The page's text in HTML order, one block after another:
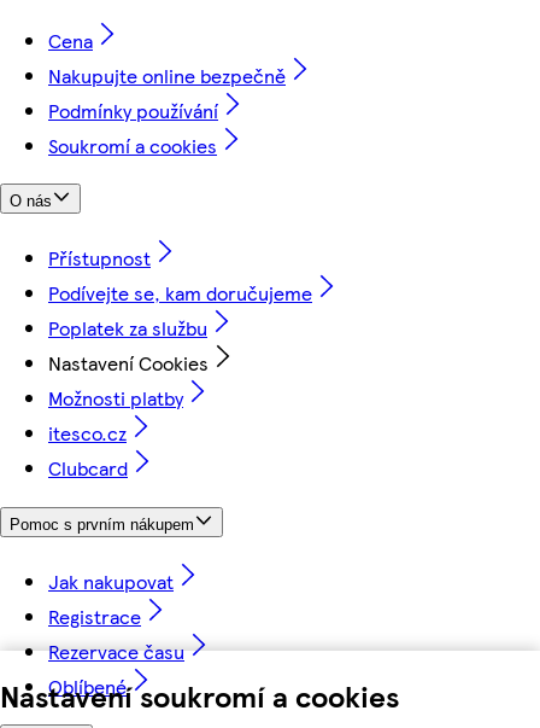
Nastavení soukromí a cookies
Cena
Nakupujte online bezpečně
Podmínky používání
Soukromí a cookies
O nás
Přístupnost
Podívejte se, kam doručujeme
Poplatek za službu
Nastavení Cookies
Možnosti platby
itesco.cz
Clubcard
Pomoc s prvním nákupem
Jak nakupovat
Registrace
Rezervace času
Oblíbené